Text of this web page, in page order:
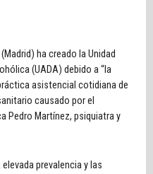
ha creado la Unidad
(UADA) debido a “la
asistencial cotidiana de
causado por el
Pedro Martínez, psiquiatra y
prevalencia y las